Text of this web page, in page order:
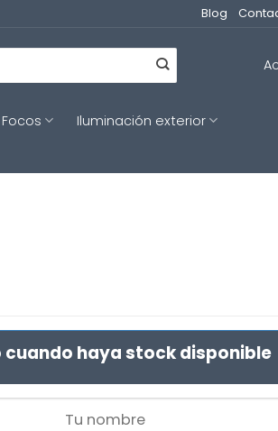
Blog
Focos
Iluminación exterior
cuando haya stock disponible